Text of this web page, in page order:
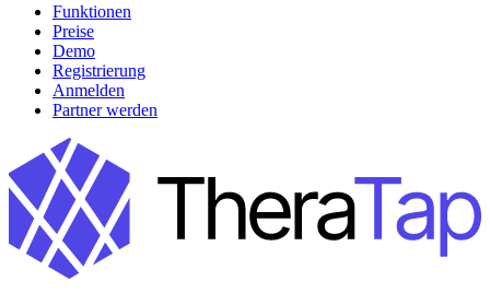
Funktionen
Preise
Demo
Registrierung
Anmelden
Partner werden